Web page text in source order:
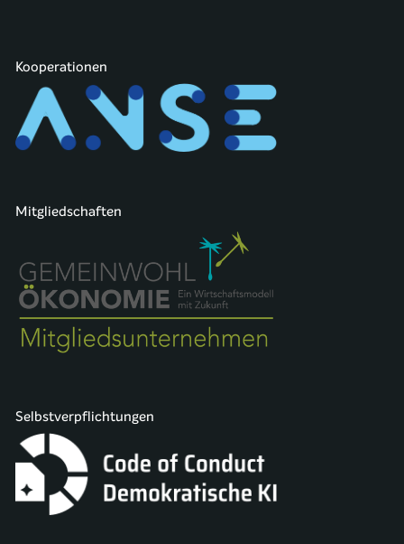
Kooperationen
Mitgliedschaften
Selbstverpflichtungen